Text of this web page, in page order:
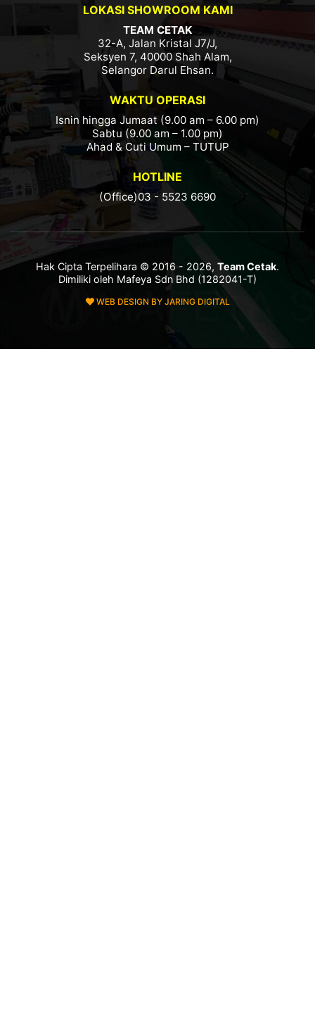
LOKASI SHOWROOM KAMI
TEAM CETAK
32-A, Jalan Kristal J7/J,
Seksyen 7, 40000 Shah Alam,
Selangor Darul Ehsan.
WAKTU OPERASI
Isnin hingga Jumaat (9.00 am – 6.00 pm)
Sabtu (9.00 am – 1.00 pm)
Ahad & Cuti Umum – TUTUP
HOTLINE
(Office)03 - 5523 6690
Hak Cipta Terpelihara © 2016 - 2026, Team Cetak.
Dimiliki oleh Mafeya Sdn Bhd (1282041-T)
WEB DESIGN BY JARING DIGITAL